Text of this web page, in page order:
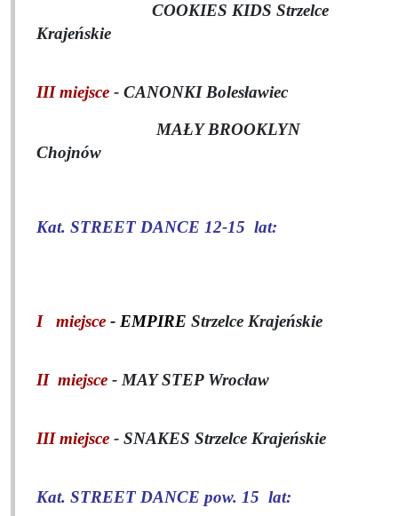
COOKIES KIDS Strzelce
Krajeńskie
III miejsce - CANONKI Bolesławiec
MAŁY BROOKLYN
Chojnów
Kat. STREET DANCE 12-15 lat:
I miejsce - EMPIRE Strzelce Krajeńskie
II miejsce - MAY STEP Wrocław
III miejsce - SNAKES Strzelce Krajeńskie
Kat. STREET DANCE pow. 15 lat: